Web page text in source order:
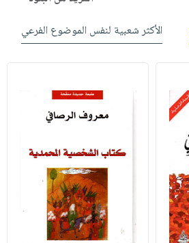
الأكثر شعبية لنفس الموضوع الفرعي